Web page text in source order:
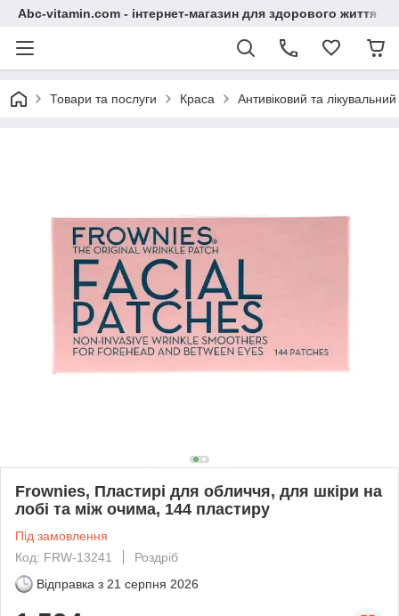
Abc-vitamin.com - інтернет-магазин для здорового життя
Товари та послуги Краса Антивіковий та
Frownies, Пластирі для обличчя, для шкіри на
лобі та між очима, 144 пластиру
Під замовлення
Код: FRW-13241
Роздріб
Відправка з 21 серпня 2026